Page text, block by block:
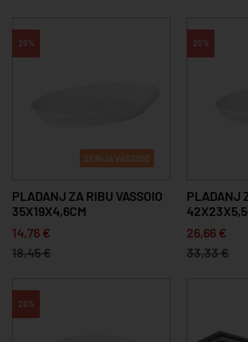
20%
SERIJA VASSOIO
PLADANJ ZA RIBU VASSOIO
35X19X4,6CM
14,76 €
18,45 €
20%
PLADANJ
26,66 €
33,33 €
20%